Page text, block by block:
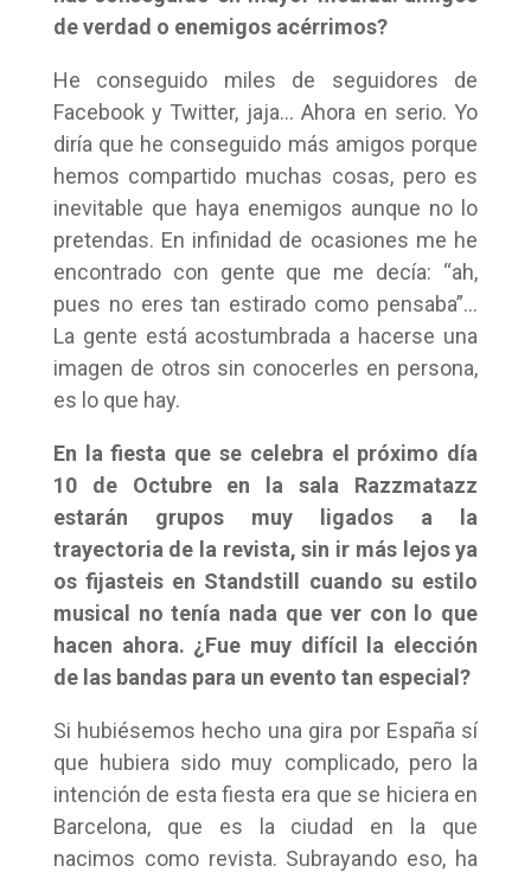
de verdad o enemigos acérrimos?
He conseguido miles de seguidores de
Facebook y Twitter, jaja… Ahora en serio. Yo
diría que he conseguido más amigos porque
hemos compartido muchas cosas, pero es
inevitable que haya enemigos aunque no lo
pretendas. En infinidad de ocasiones me he
encontrado con gente que me decía: “ah,
pues no eres tan estirado como pensaba”…
La gente está acostumbrada a hacerse una
imagen de otros sin conocerles en persona,
es lo que hay.
En la fiesta que se celebra el próximo día
10 de Octubre en la sala Razzmatazz
estarán grupos muy ligados a la
trayectoria de la revista, sin ir más lejos ya
os fijasteis en Standstill cuando su estilo
musical no tenía nada que ver con lo que
hacen ahora. ¿Fue muy difícil la elección
de las bandas para un evento tan especial?
Si hubiésemos hecho una gira por España sí
que hubiera sido muy complicado, pero la
intención de esta fiesta era que se hiciera en
Barcelona, que es la ciudad en la que
nacimos como revista. Subrayando eso, ha